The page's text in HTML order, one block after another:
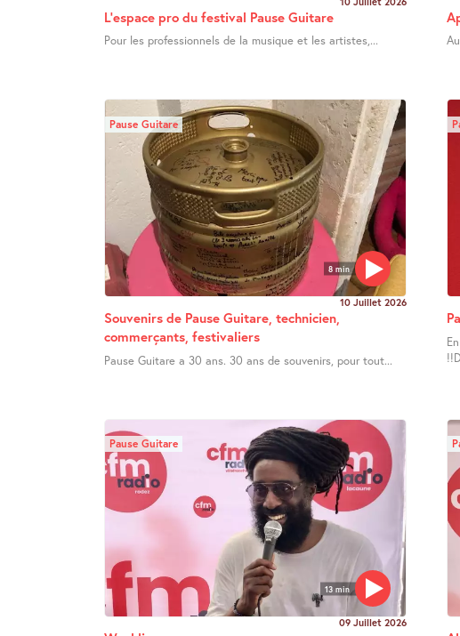
L’espace pro du festival Pause Guitare
Pour les professionnels de la musique et les artistes,...
8 min
Pause Guitare
10 Juillet 2026
Souvenirs de Pause Guitare, technicien,
commerçants, festivaliers
Pause Guitare a 30 ans. 30 ans de souvenirs, pour tout...
13 min
Pause Guitare
09 Juillet 2026